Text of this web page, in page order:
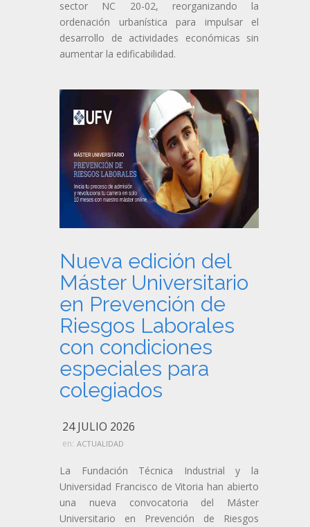
sector NC 20-02, reorganizando la
ordenación urbanística para impulsar el
desarrollo de actividades económicas sin
aumentar la edificabilidad.
Nueva edición del
Máster Universitario
en Prevención de
Riesgos Laborales
con condiciones
especiales para
colegiados
24 JULIO 2026
en: ACTUALIDAD
La Fundación Técnica Industrial y la
Universidad Francisco de Vitoria han abierto
una nueva convocatoria del Máster
Universitario en Prevención de Riesgos